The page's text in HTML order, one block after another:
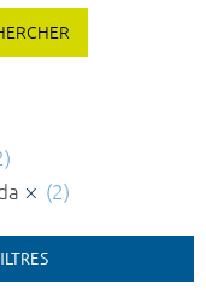
(2)